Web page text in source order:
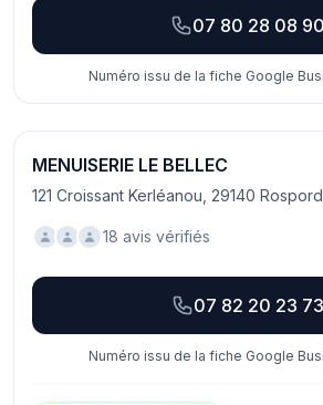
07 80 28 08 90
Numéro issu de la fiche Google
MENUISERIE LE BELLEC
121 Croissant Kerléanou, 29140
18 avis vérifiés
07 82 20 23 73
Numéro issu de la fiche Google